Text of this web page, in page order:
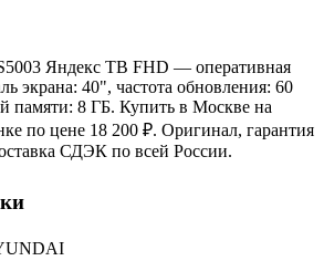
Яндекс ТВ FHD — оперативная
экрана: 40", частота обновления: 60
памяти: 8 ГБ. Купить в Москве на
по цене 18 200 ₽. Оригинал, гарантия
СДЭК по всей России.